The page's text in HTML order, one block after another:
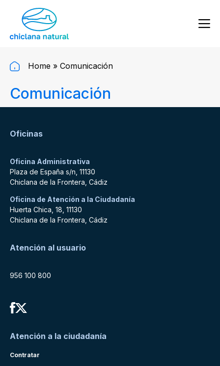
Home » Comunicación
Comunicación
Oficinas
Oficina Administrativa
Plaza de España s/n, 11130
Chiclana de la Frontera, Cádiz
Oficina de Atención a la Ciudadanía
Huerta Chica, 18, 11130
Chiclana de la Frontera, Cádiz
Atención al usuario
956 100 800
Atención a la ciudadanía
Contratar